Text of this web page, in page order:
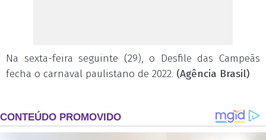
Na sexta-feira seguinte (29), o Desfile das Campeãs
fecha o carnaval paulistano de 2022. (Agência Brasil)